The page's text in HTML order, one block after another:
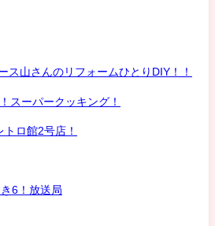
ス山さんのリフォームひとりDIY！！
スーパークッキング！
ロ館2号店！
6！放送局